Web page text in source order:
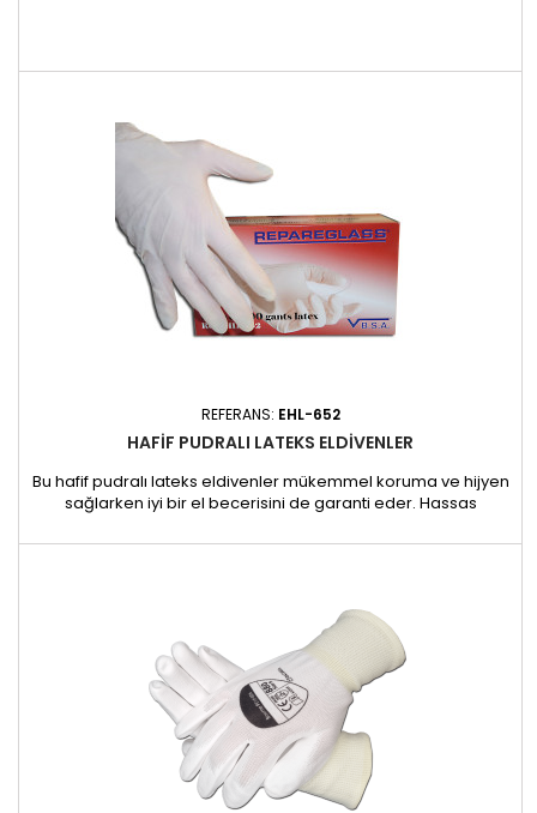
REFERANS: EHL-652
HAFIF PUDRALI LATEKS ELDIVENLER
Bu hafif pudralı lateks eldivenler mükemmel koruma ve hijyen
sağlarken iyi bir el becerisini de garanti eder. Hassas
olmadan camın kesici kenarına dokunmanızı sağlar. Özellikler